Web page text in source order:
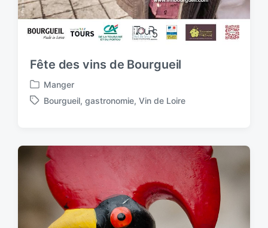
Fête des vins de Bourgueil
P
o
Manger
T
g
d
Bourgueil, gastronomie, Vin de Loire